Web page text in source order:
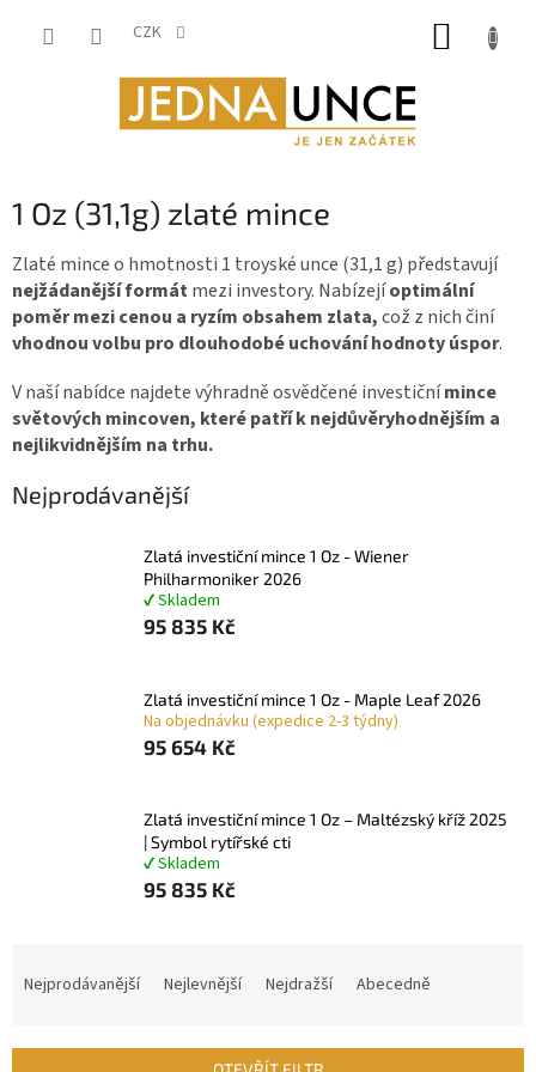
CZK
1 Oz (31,1g) zlaté mince
Zlaté mince o hmotnosti 1 troyské unce (31,1 g) představují
nejžádanější formátmezi investory. Nabízejíoptimální
poměr mezi cenou a ryzím obsahem zlata,což z nich činí
vhodnou volbu pro dlouhodobé uchování hodnoty úspor.
V naší nabídce najdete výhradně osvědčené investičnímince
světových mincoven, které patří k nejdůvěryhodnějším a
nejlikvidnějším na trhu.
Nejprodávanější
Zlatá investiční mince 1 Oz - Wiener
Philharmoniker 2026
✔ Skladem
95 835 Kč
Zlatá investiční mince 1 Oz - Maple Leaf 2026
Na objednávku (expedice 2-3 týdny)
95 654 Kč
Zlatá investiční mince 1 Oz – Maltézský kříž 2025
| Symbol rytířské cti
✔ Skladem
95 835 Kč
Nejprodávanější Nejlevnější Nejdražší Abecedně